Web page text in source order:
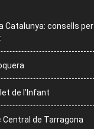
Catalunya: consells per
de l’Infant
Central de Tarragona